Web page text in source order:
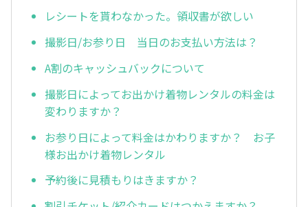
レシートを貰わなかった。領収書が欲しい
撮影日/お参り日 当日のお支払い方法は？
A割のキャッシュバックについて
撮影日によってお出かけ着物レンタルの料金は
変わりますか？
お参り日によって料金はかわりますか？ お子
様お出かけ着物レンタル
予約後に見積もりはきますか？